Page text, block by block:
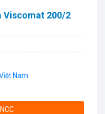
Viscomat 200/2
Nam